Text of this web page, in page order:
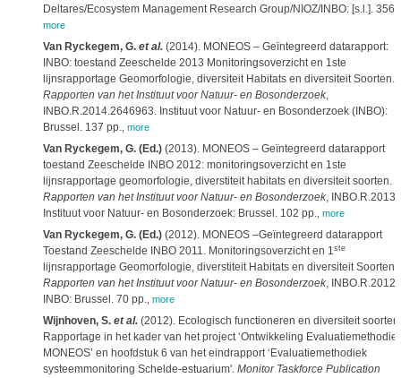
Deltares/Ecosystem Management Research Group/NIOZ/INBO: [s.l.]. 356
more
Van Ryckegem, G. et al.(2014). MONEOS – Geïntegreerd datarapport:
INBO: toestand Zeeschelde 2013 Monitoringsoverzicht en 1ste
lijnsrapportage Geomorfologie, diversiteit Habitats en diversiteit Soorten.
Rapporten van het Instituut voor Natuur- en Bosonderzoek,
INBO.R.2014.2646963. Instituut voor Natuur- en Bosonderzoek (INBO):
Brussel. 137 pp. more
Van Ryckegem, G. (Ed.)(2013). MONEOS – Geïntegreerd datarapport
toestand Zeeschelde INBO 2012: monitoringsoverzicht en 1ste
lijnsrapportage geomorfologie, diverstiteit habitats en diversiteit soorten.
Rapporten van het Instituut voor Natuur- en Bosonderzoek,
Instituut voor Natuur- en Bosonderzoek: Brussel. 102 pp. more
Van Ryckegem, G. (Ed.)(2012). MONEOS –Geïntegreerd datarapport
Toestand Zeeschelde INBO 2011. Monitoringsoverzicht en 1ste
lijnsrapportage Geomorfologie, diverstiteit Habitats en diversiteit Soorten.
Rapporten van het Instituut voor Natuur- en Bosonderzoek,
INBO: Brussel. 70 pp. more
Wijnhoven, S. et al.(2012). Ecologisch functioneren en diversiteit soorten.
Rapportage in het kader van het project ‘Ontwikkeling
MONEOS’ en hoofdstuk 6 van het eindrapport ‘Evaluatiemethodiek
systeemmonitoring Schelde-estuarium'. Monitor Taskforce Publication